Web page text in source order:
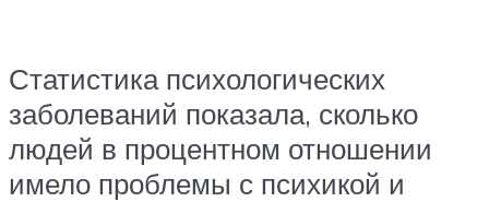
Статистика психологических
заболеваний показала, сколько
людей в процентном отношении
имело проблемы с психикой и